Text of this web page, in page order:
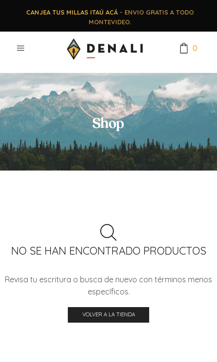
CANJEA TUS MILLAS ITAÚ ACÁ- ENVIO GRATIS A TODO
MONTEVIDEO.
0
NO SE HAN ENCONTRADO PRODUCTOS
Revisa tu escritura o busca de nuevo con términos menos
específicos.
VOLVER A LA TIENDA